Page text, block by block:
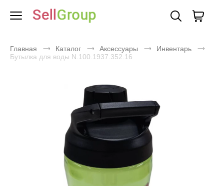
Главная Каталог Аксессуары
Инвентарь
Бутылка для воды N.100.1937.352.16